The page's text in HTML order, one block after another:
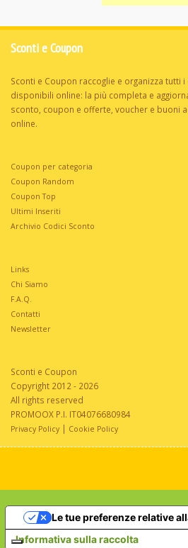
Sconti e Coupon
Sconti e Coupon raccoglie e organizza tutti
disponibili online: la più completa e
sconto, coupon e offerte, voucher e buoni
online.
Coupon per categoria
Coupon Random
Coupon Top
Ultimi Inseriti
Archivio Codici Sconto
Links
Chi Siamo
F.A.Q.
Contatti
Newsletter
Sconti e Coupon
Copyright 2012 - 2026
All rights reserved
PROMOOX P.I. IT04076680984
Privacy Policy | Cookie Policy
Informativa sulla raccolta
Le tue preferenze relative